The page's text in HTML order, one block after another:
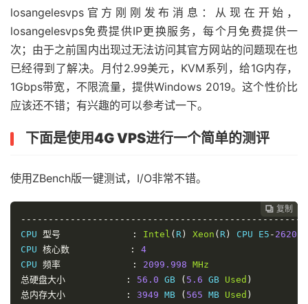
losangelesvps 官方刚刚发布消息：从现在开始，
losangelesvps免费提供IP更换服务，每个月免费提供一
次；由于之前国内出现过无法访问其官方网站的问题现在也
已经得到了解决。月付2.99美元，KVM系列，给1G内存，
1Gbps带宽，不限流量，提供Windows 2019。这个性价比
应该还不错；有兴趣的可以参考试一下。
下面是使用4G VPS进行一个简单的测评
使用ZBench版一键测试，I/O非常不错。
 复制
 复制
 复制
CPU 型号 : Intel ( R ) Xeon ( R ) CPU E5 - 2620
CPU 核心数 :
4
CPU 频率 : 2099.998 MHz
总硬盘大小
: 56.0 GB ( 5.6 GB Used )
总内存大小
: 3949 MB ( 565 MB Used )